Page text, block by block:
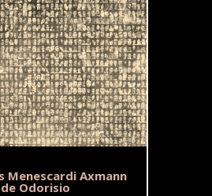
Menescardi Axmann
de Odorisio